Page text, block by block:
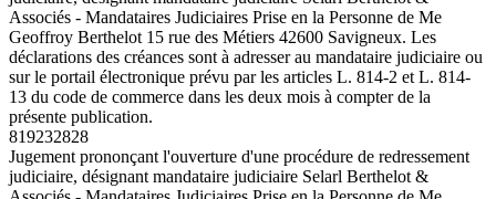
Associés - Mandataires Judiciaires Prise en la Personne de Me
Geoffroy Berthelot 15 rue des Métiers 42600 Savigneux. Les
déclarations des créances sont à adresser au mandataire judiciaire ou
sur le portail électronique prévu par les articles L. 814-2 et L. 814-
13 du code de commerce dans les deux mois à compter de la
présente publication.
819232828
Jugement prononçant l'ouverture d'une procédure de redressement
judiciaire, désignant mandataire judiciaire Selarl Berthelot &